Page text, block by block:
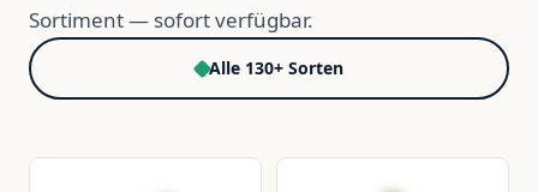
Sortiment — sofort verfügbar.
Alle 130+ Sorten